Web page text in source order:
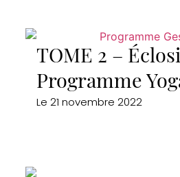
TOME 2 –
Programme
Le 21 novembre 2022